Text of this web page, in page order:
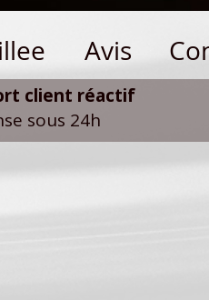
Avis
client réactif
sous 24h